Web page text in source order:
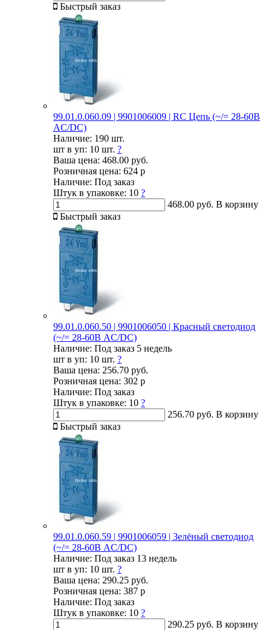
Быстрый заказ
99.01.0.060.09 | 9901006009 | RC Цепь (~/= 28-60В
AC/DC)
Наличие: 190 шт.
шт в уп: 10 шт. ?
Ваша цена: 468.00 руб.
Розничная цена: 624 р
Наличие: Под заказ
Штук в упаковке: 10 ?
468.00 руб. В корзину
Быстрый заказ
99.01.0.060.50 | 9901006050 | Красный светодиод
(~/= 28-60В AC/DC)
Наличие: Под заказ 5 недель
шт в уп: 10 шт. ?
Ваша цена: 256.70 руб.
Розничная цена: 302 р
Наличие: Под заказ
Штук в упаковке: 10 ?
256.70 руб. В корзину
Быстрый заказ
99.01.0.060.59 | 9901006059 | Зелёный светодиод
(~/= 28-60В AC/DC)
Наличие: Под заказ 13 недель
шт в уп: 10 шт. ?
Ваша цена: 290.25 руб.
Розничная цена: 387 р
Наличие: Под заказ
Штук в упаковке: 10 ?
290.25 руб. В корзину